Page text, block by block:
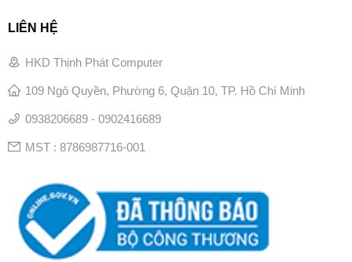
LIÊN HỆ
HKD Thịnh Phát Computer
109 Ngô Quyền, Phường 6, Quận 10, TP. Hồ Chí Minh
0938206689 - 0902416689
MST : 8786987716-001